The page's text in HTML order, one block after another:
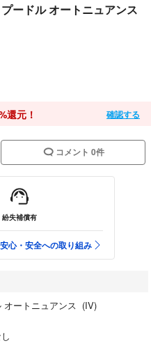
ドル オートニュアンス
還元！ 確認する
コメント 0件
紛失補償有
心・安全への取り組み
ートニュアンス (IV)